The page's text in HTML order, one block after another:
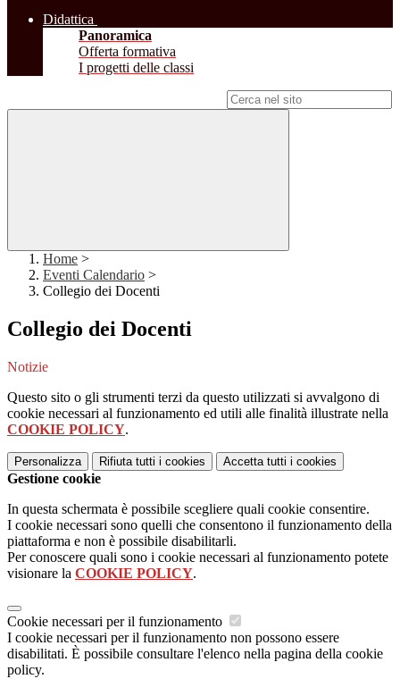
Didattica
Panoramica
Offerta formativa
I progetti delle classi
Home >
Eventi Calendario >
Collegio dei Docenti
Collegio dei Docenti
Notizie
Questo sito o gli strumenti terzi da questo utilizzati si avvalgono di
cookie necessari al funzionamento ed utili alle finalità illustrate nella
COOKIE POLICY.
Personalizza Rifiuta tutti i cookies Accetta tutti i cookies
Gestione cookie
In questa schermata è possibile scegliere quali cookie consentire.
I cookie necessari sono quelli che consentono il funzionamento della
piattaforma e non è possibile disabilitarli.
Per conoscere quali sono i cookie necessari al funzionamento potete
visionare la COOKIE POLICY.
Cookie necessari per il funzionamento
I cookie necessari per il funzionamento non possono essere
disabilitati. È possibile consultare l'elenco nella pagina della cookie
policy.